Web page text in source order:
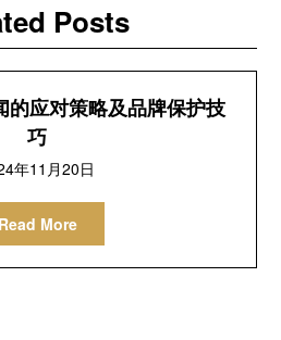
Posts
应对策略及品牌保护技
巧
年11月20日
Read More